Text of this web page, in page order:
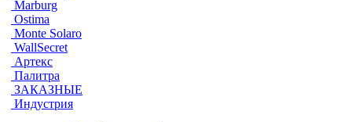
Marburg
Ostima
Monte Solaro
WallSecret
Артекс
Палитра
ЗАКАЗНЫЕ
Индустрия